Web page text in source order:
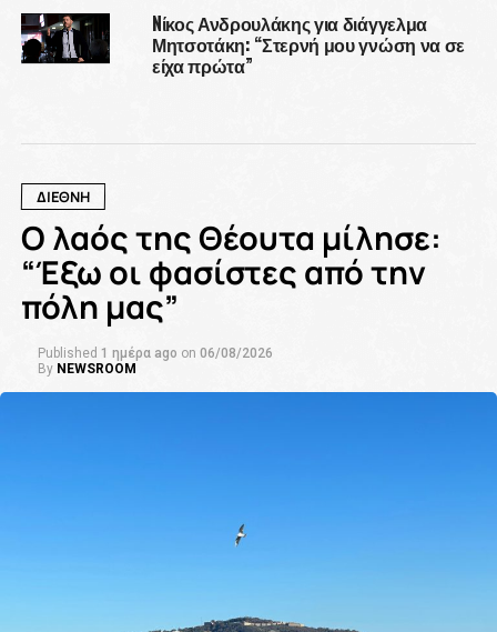
Nίκος Ανδρουλάκης για διάγγελμα
Μητσοτάκη: “Στερνή μου γνώση να σε
είχα πρώτα”
ΔΙΕΘΝΗ
Ο λαός της Θέουτα μίλησε:
“Έξω οι φασίστες από την
πόλη μας”
Published 1 ημέρα ago on 06/08/2026
By NEWSROOM